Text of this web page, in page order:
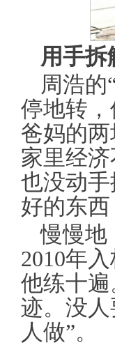
用手拆
周浩的
停地转
爸妈的
家里经
也没动
好的东
慢慢地
2010年
他练十
迹。没
人做”。